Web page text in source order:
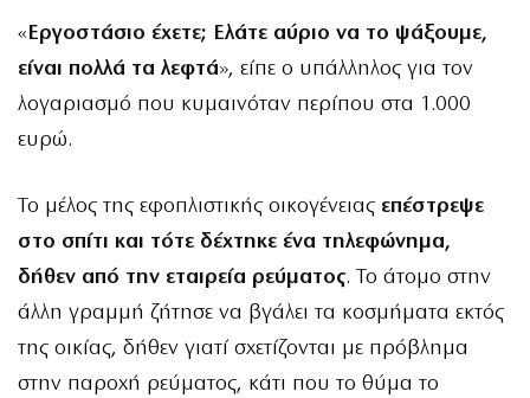
«Εργοστάσιο έχετε; Ελάτε αύριο να το ψάξουμε,
είναι πολλά τα λεφτά», είπε ο υπάλληλος για τον
λογαριασμό που κυμαινόταν περίπου στα 1.000
ευρώ.
Το μέλος της εφοπλιστικής οικογένειας επέστρεψε
στο σπίτι και τότε δέχτηκε ένα τηλεφώνημα,
δήθεν από την εταιρεία ρεύματος. Το άτομο στην
άλλη γραμμή ζήτησε να βγάλει τα κοσμήματα εκτός
της οικίας, δήθεν γιατί σχετίζονται με πρόβλημα
στην παροχή ρεύματος, κάτι που το θύμα το